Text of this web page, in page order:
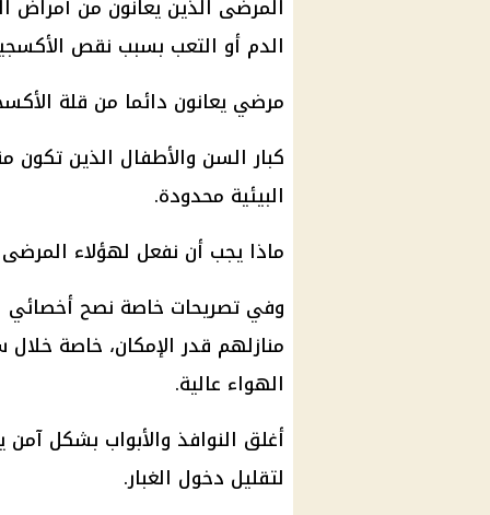
المرضى الذين يعانون من أمراض
الدم أو التعب بسبب نقص
مرضي يعانون دائما من قلة
كبار السن والأطفال الذين
البيئية محدودة.
ماذا يجب أن نفعل لهؤلاء المرضى
وفي تصريحات خاصة نصح أخصائي
منازلهم قدر الإمكان، خاصة
الهواء عالية.
أغلق النوافذ والأبواب بشكل
لتقليل دخول الغبار.